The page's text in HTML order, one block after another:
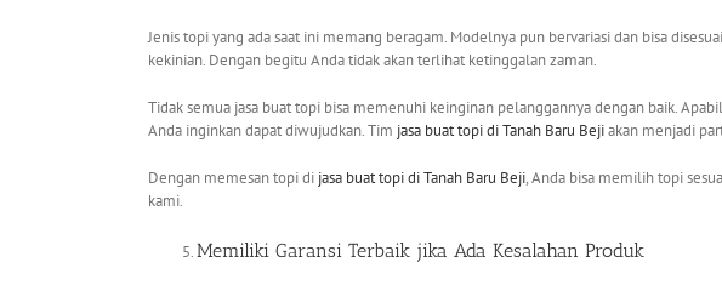
Jenis topi yang ada saat ini memang beragam. Modelnya pun bervariasi dan bisa
kekinian. Dengan begitu Anda tidak akan terlihat ketinggalan zaman.
Tidak semua jasa buat topi bisa memenuhi keinginan pelanggannya dengan baik.
Anda inginkan dapat diwujudkan. Tim jasa buat topidi Tanah Baru Bejiakan menjadi
Dengan memesan topi di jasa buat topidi Tanah Baru Beji, Anda bisa memilih topi
kami.
Memiliki Garansi Terbaik jika Ada Kesalahan Produk